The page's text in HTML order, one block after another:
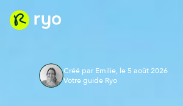
Créé par Emilie, le 5 août 2026
Votre guide Ryo